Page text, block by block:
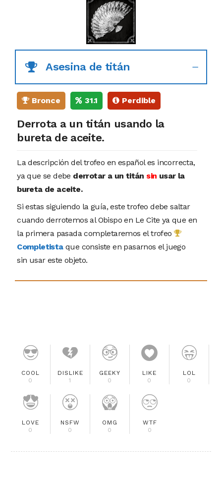
Asesina de titán
Bronce 31.1 Perdible
Derrota a un titán usando la
bureta de aceite.
La descripción del trofeo en español es incorrecta,
ya que se debe derrotar a un titán sin usar la
bureta de aceite.
Si estas siguiendo la guía, este trofeo debe saltar
cuando derrotemos al Obispo en Le Cite ya que en
la primera pasada completaremos el trofeo
Completistaque consiste en pasarnos el juego
sin usar este objeto.
COOL
0
DISLIKE
1
GEEKY
0
LIKE
0
LOL
0
LOVE
0
NSFW
0
OMG
0
WTF
0